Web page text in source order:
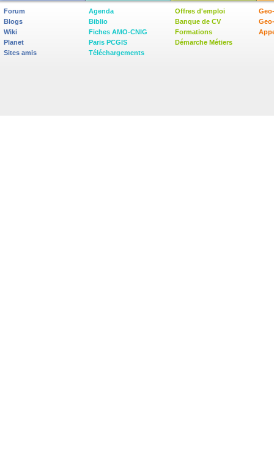
Forum
Blogs
Wiki
Planet
Sites amis
Agenda
Biblio
Fiches AMO-CNIG
Paris PCGIS
Téléchargements
Offres d'emploi
Banque de CV
Formations
Démarche Métiers